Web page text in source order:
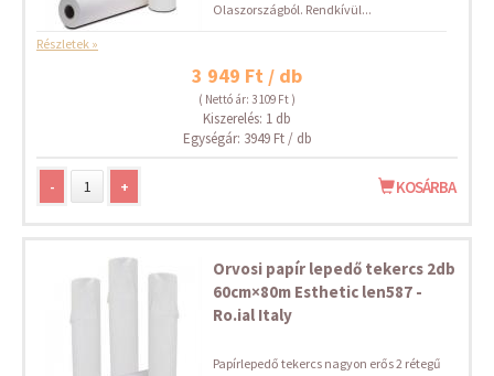
Olaszországból. Rendkívül...
Részletek »
3 949 Ft / db
( Nettó ár: 3 109 Ft )
Kiszerelés: 1 db
Egységár: 3949 Ft / db
- + KOSÁRBA
Orvosi papír lepedő tekercs 2db
60cm×80m Esthetic len587 -
Ro.ial Italy
Papírlepedő tekercs nagyon erős 2 rétegű